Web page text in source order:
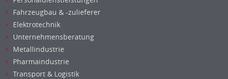
Fahrzeugbau & -zulieferer
Elektrotechnik
Unternehmensberatung
Metallindustrie
Pharmaindustrie
Transport & Logistik